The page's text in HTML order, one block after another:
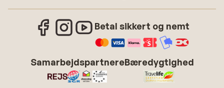
Betal sikkert og nemt
SamarbejdspartnereBæredygtighed